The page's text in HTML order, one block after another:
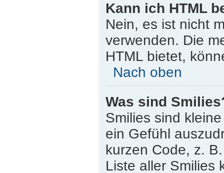
Kann ich HTML
Nein, es ist nicht
verwenden. Die
HTML bietet,
Nach oben
Was sind
Smilies sind
ein Gefühl
kurzen Code, z.
Liste aller Smilies